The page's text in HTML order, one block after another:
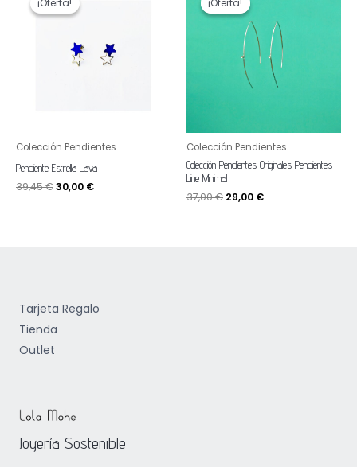
¡Oferta!
¡Oferta!
Colección Pendientes
Pendiente Estrella Lava
39,45€
original
era:
30,00 €
¡Oferta!
¡Oferta!
Colección Pendientes
Colección Pendientes Originales Pendientes
Line Minimal
37,00€
original
era:
37,00 €.
29,00 €
es:
29,00 €.
Tarjeta Regalo
Tienda
Outlet
Joyería Sostenible